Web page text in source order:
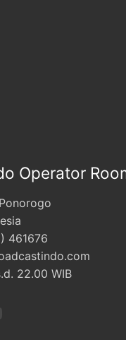
Operator
461676
22.00 WIB